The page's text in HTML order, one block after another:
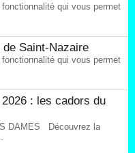
qui vous permet
Saint-Nazaire
qui vous permet
: les cadors du
DAMES Découvrez la